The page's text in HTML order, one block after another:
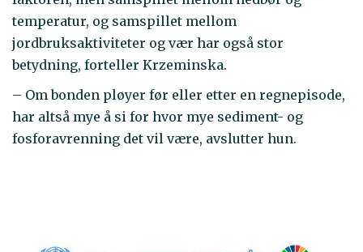
temperatur, og samspillet mellom
jordbruksaktiviteter og vær har også stor
betydning, forteller Krzeminska.
– Om bonden pløyer før eller etter en regnepisode,
har altså mye å si for hvor mye sediment- og
fosforavrenning det vil være, avslutter hun.